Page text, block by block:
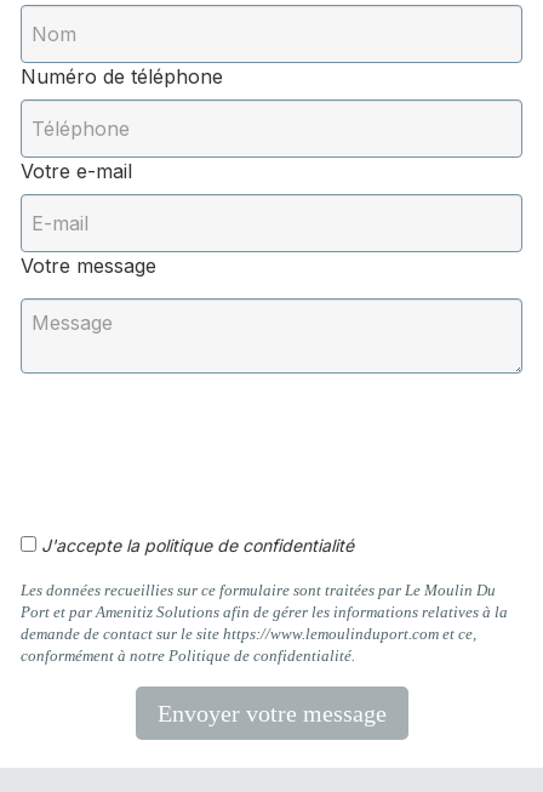
Numéro de téléphone
Votre e-mail
Votre message
J'accepte la politique de confidentialité
Les données recueillies sur ce formulaire sont traitées par Le Moulin Du
Port et par Amenitiz Solutions afin de gérer les informations relatives à la
demande de contact sur le site https://www.lemoulinduport.com et ce,
conformément à notre Politique de confidentialité.